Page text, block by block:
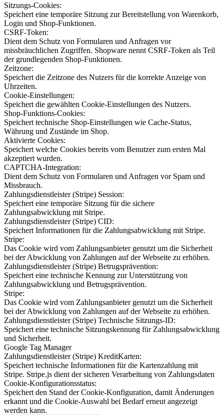
Sitzungs-Cookies:
Speichert eine temporäre Sitzung zur Bereitstellung von Warenkorb,
Login und Shop-Funktionen.
CSRF-Token:
Dient dem Schutz von Formularen und Anfragen vor
missbräuchlichen Zugriffen. Shopware nennt CSRF-Token als Teil
der grundlegenden Shop-Funktionen.
Zeitzone:
Speichert die Zeitzone des Nutzers für die korrekte Anzeige von
Uhrzeiten.
Cookie-Einstellungen:
Speichert die gewählten Cookie-Einstellungen des Nutzers.
Shop-Funktions-Cookies:
Speichert technische Shop-Einstellungen wie Cache-Status,
Währung und Zustände im Shop.
Aktivierte Cookies:
Speichert welche Cookies bereits vom Benutzer zum ersten Mal
akzeptiert wurden.
CAPTCHA-Integration:
Dient dem Schutz von Formularen und Anfragen vor Spam und
Missbrauch.
Zahlungsdienstleister (Stripe) Session:
Speichert eine temporäre Sitzung für die sichere
Zahlungsabwicklung mit Stripe.
Zahlungsdienstleister (Stripe) CID:
Speichert Informationen für die Zahlungsabwicklung mit Stripe.
Stripe:
Das Cookie wird vom Zahlungsanbieter genutzt um die Sicherheit
bei der Abwicklung von Zahlungen auf der Webseite zu erhöhen.
Zahlungsdienstleister (Stripe) Betrugsprävention:
Speichert eine technische Kennung zur Unterstützung von
Zahlungsabwicklung und Betrugsprävention.
Stripe:
Das Cookie wird vom Zahlungsanbieter genutzt um die Sicherheit
bei der Abwicklung von Zahlungen auf der Webseite zu erhöhen.
Zahlungsdienstleister (Stripe) Technische Sitzungs-ID:
Speichert eine technische Sitzungskennung für Zahlungsabwicklung
und Sicherheit.
Google Tag Manager
Zahlungsdienstleister (Stripe) KreditKarten:
Speichert technische Informationen für die Kartenzahlung mit
Stripe. Stripe.js dient der sicheren Verarbeitung von Zahlungsdaten
Cookie-Konfigurationsstatus:
Speichert den Stand der Cookie-Konfiguration, damit Änderungen
erkannt und die Cookie-Auswahl bei Bedarf erneut angezeigt
werden kann.